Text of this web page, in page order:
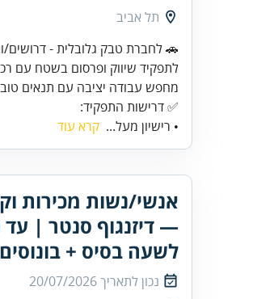
תל אביב
🚗 לחברת טבק גלובלית - דרושים/
✅ דרישות התפקיד:
• רישיון מעל... קרא עוד
אנשי/נשות מכירות
לשעה בסיס + בונוסים
נכון לתאריך20/07/2026